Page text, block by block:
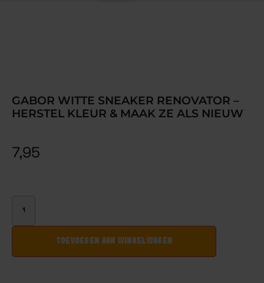
GABOR WITTE SNEAKER RENOVATOR –
HERSTEL KLEUR & MAAK ZE ALS NIEUW
7,95
TOEVOEGEN AAN WINKELWAGEN